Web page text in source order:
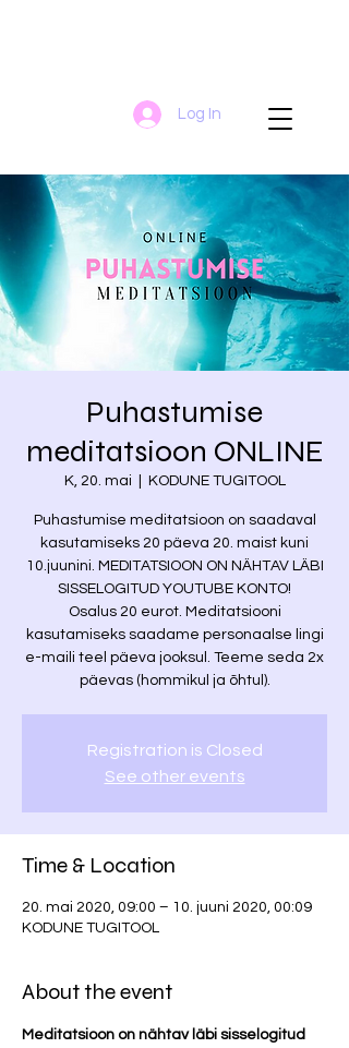
Log In
Puhastumise
meditatsioon ONLINE
K, 20. mai KODUNE TUGITOOL
Puhastumise meditatsioon on saadaval
kasutamiseks 20 päeva 20. maist kuni
10.juunini. MEDITATSIOON ON NÄHTAV LÄBI
SISSELOGITUD YOUTUBE KONTO!
Osalus 20 eurot. Meditatsiooni
kasutamiseks saadame personaalse lingi
e-maili teel päeva jooksul. Teeme seda 2x
päevas (hommikul ja õhtul).
Registration is Closed
See other events
Time & Location
20. mai 2020, 09:00 – 10. juuni 2020, 00:09
KODUNE TUGITOOL
About the event
Meditatsioon on nähtav läbi sisselogitud